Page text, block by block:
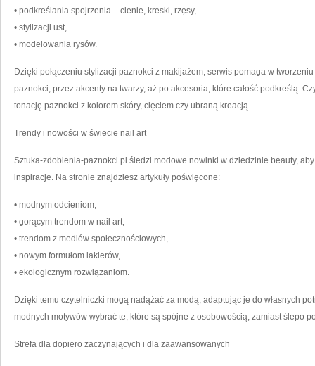
• podkreślania spojrzenia – cienie, kreski, rzęsy,
• stylizacji ust,
• modelowania rysów.
Dzięki połączeniu stylizacji paznokci z makijażem, serwis pomaga w
paznokci, przez akcenty na twarzy, aż po akcesoria, które całość podkreślą.
tonację paznokci z kolorem skóry, cięciem czy ubraną kreacją.
Trendy i nowości w świecie nail art
Sztuka-zdobienia-paznokci.pl śledzi modowe nowinki w dziedzinie beauty,
inspiracje. Na stronie znajdziesz artykuły poświęcone:
• modnym odcieniom,
• gorącym trendom w nail art,
• trendom z mediów społecznościowych,
• nowym formułom lakierów,
• ekologicznym rozwiązaniom.
Dzięki temu czytelniczki mogą nadążać za modą, adaptując je do własnych
modnych motywów wybrać te, które są spójne z osobowością, zamiast ślepo
Strefa dla dopiero zaczynających i dla zaawansowanych